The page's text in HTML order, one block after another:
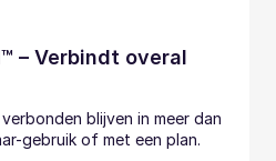
– Verbindt overal
blijven in meer dan
gebruik of met een plan.